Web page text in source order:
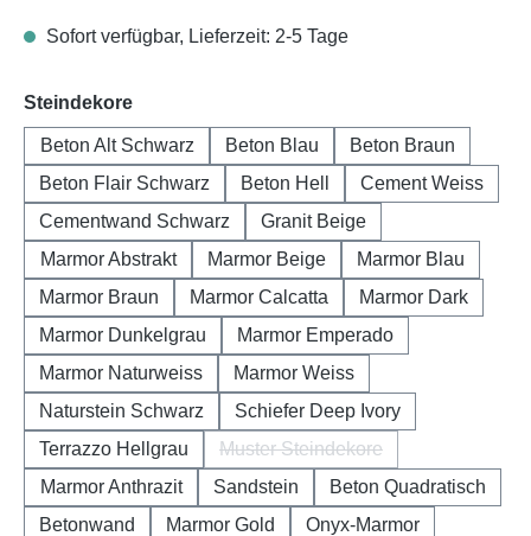
Sofort verfügbar, Lieferzeit: 2-5 Tage
Steindekoreauswählen
Beton Alt Schwarz Beton Blau
Beton Braun
Beton Flair Schwarz
Beton Hell
Cement Weiss
Cementwand Schwarz
Granit Beige
Marmor Abstrakt
Marmor Beige
Marmor Blau
Marmor Braun
Marmor Calcatta
Marmor Dark
Marmor Dunkelgrau
Marmor Emperado
Marmor Naturweiss
Marmor Weiss
Naturstein Schwarz
Schiefer Deep Ivory
Terrazzo Hellgrau
Muster Steindekore
(Diese Option ist zurzeit nicht
Marmor Anthrazit Sandstein
Beton Quadratisch
Betonwand
Marmor Gold
Onyx-Marmor